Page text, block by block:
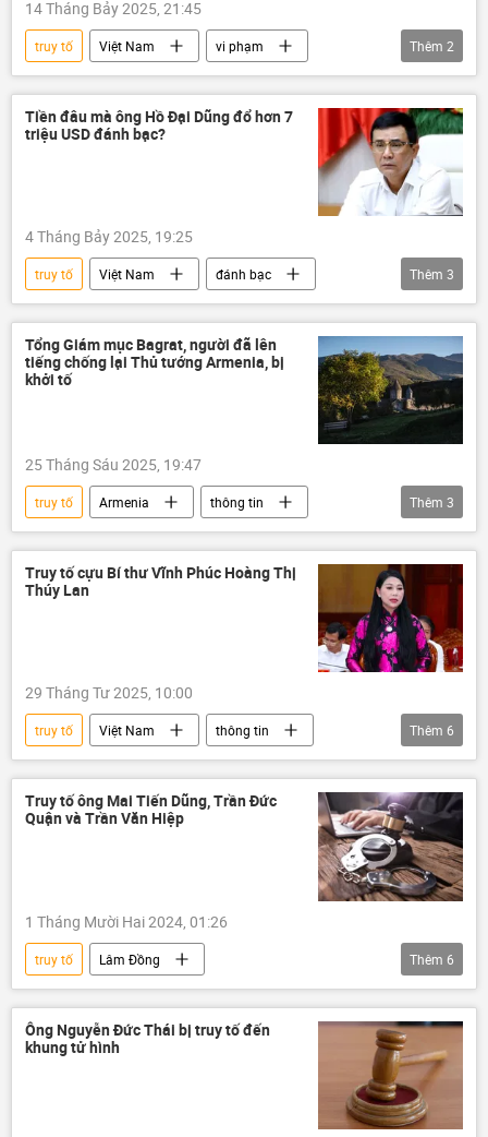
14 Tháng Bảy 2025, 21:45
truy tố Việt Nam
vi phạm
thông tin
Pháp luật
Thêm 2
Tiền đâu mà ông Hồ Đại Dũng đổ hơn 7
triệu USD đánh bạc?
4 Tháng Bảy 2025, 19:25
truy tố Việt Nam
đánh bạc
Hà Nội
thông tin Pháp luật
Thêm 3
Tổng Giám mục Bagrat, người đã lên
tiếng chống lại Thủ tướng Armenia, bị
khởi tố
25 Tháng Sáu 2025, 19:47
truy tố Armenia
thông tin
Thế giới
Chính trị khởi tố
Thêm 3
Truy tố cựu Bí thư Vĩnh Phúc Hoàng Thị
Thúy Lan
29 Tháng Tư 2025, 10:00
truy tố Việt Nam
thông tin
tham ô
Сuộc chiến chống tham nhũng ở Việt Nam
tham nhũng vặt
Thêm 6
Truy tố ông Mai Tiến Dũng, Trần Đức
Quận và Trần Văn Hiệp
1 Tháng Mười Hai 2024, 01:26
truy tố
Lâm Đồng
Сuộc chiến chống tham nhũng ở Việt Nam
nhận hối lộ
hối lộ
Việt Nam
thông tin
Thêm 6
Ông Nguyễn Đức Thái bị truy tố đến
khung tử hình